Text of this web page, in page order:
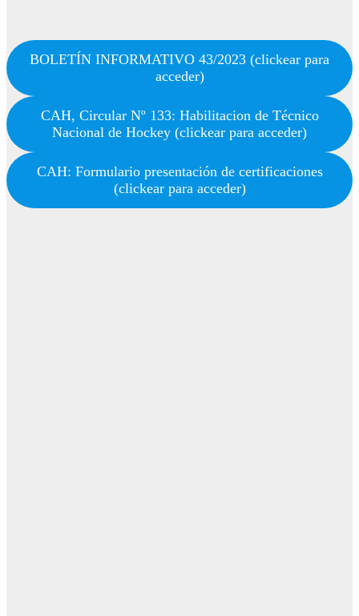
BOLETÍN INFORMATIVO 43/2023 (clickear para
acceder)
CAH, Circular Nº 133: Habilitacion de Técnico
Nacional de Hockey (clickear para acceder)
CAH: Formulario presentación de certificaciones
(clickear para acceder)